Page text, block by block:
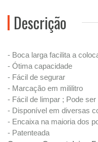
Descrição
- Boca larga facilita a
- Ótima capacidade
- Fácil de segurar
- Marcação em mililitro
- Fácil de limpar ; Pode
- Disponível em diversas
- Encaixa na maioria dos
- Patenteada